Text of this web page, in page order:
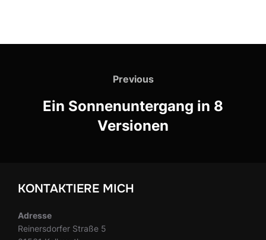
Previous
Previous
Ein Sonnenuntergang in 8
Versionen
KONTAKTIERE MICH
Adresse
Reinersdorfer Straße 5